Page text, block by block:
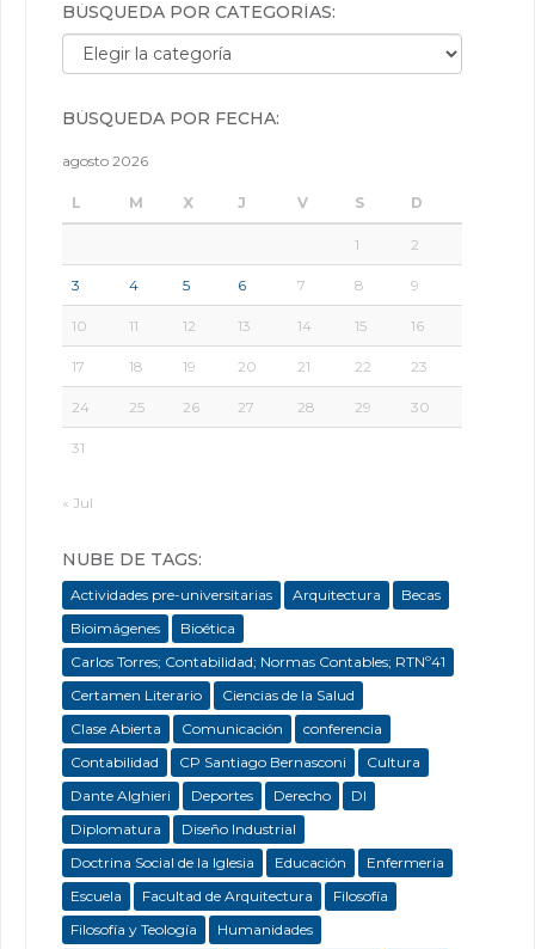
BÚSQUEDA POR CATEGORÍAS:
Búsqueda por categorías:
BÚSQUEDA POR FECHA:
agosto 2026
L M X J V S D
1 2
3 4 5 6 7 8 9
10 11 12 13 14 15 16
17 18 19 20 21 22 23
24 25 26 27 28 29 30
31
« Jul
NUBE DE TAGS:
Actividades pre-universitarias Arquitectura
Becas
Bioimágenes
Bioética
Carlos Torres; Contabilidad; Normas Contables; RTNº41
Certamen Literario
Ciencias de la Salud
Clase Abierta
Comunicación
conferencia
Contabilidad
CP Santiago Bernasconi
Cultura
Dante Alghieri
Deportes Derecho
DI
Diplomatura
Diseño Industrial
Doctrina Social de la Iglesia
Educación
Enfermeria
Escuela
Facultad de Arquitectura
Filosofía
Filosofía y Teología
Humanidades